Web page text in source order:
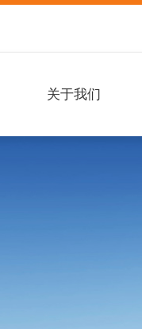
关于我们